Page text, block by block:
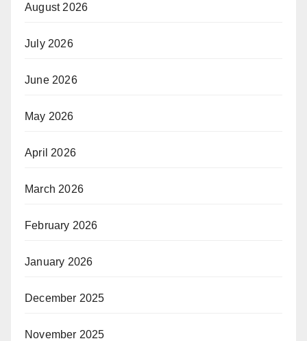
August 2026
July 2026
June 2026
May 2026
April 2026
March 2026
February 2026
January 2026
December 2025
November 2025